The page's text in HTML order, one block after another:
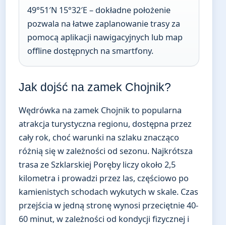
49°51′N 15°32′E – dokładne położenie
pozwala na łatwe zaplanowanie trasy za
pomocą aplikacji nawigacyjnych lub map
offline dostępnych na smartfony.
Jak dojść na zamek Chojnik?
Wędrówka na zamek Chojnik to popularna
atrakcja turystyczna regionu, dostępna przez
cały rok, choć warunki na szlaku znacząco
różnią się w zależności od sezonu. Najkrótsza
trasa ze Szklarskiej Poręby liczy około 2,5
kilometra i prowadzi przez las, częściowo po
kamienistych schodach wykutych w skale. Czas
przejścia w jedną stronę wynosi przeciętnie 40-
60 minut, w zależności od kondycji fizycznej i